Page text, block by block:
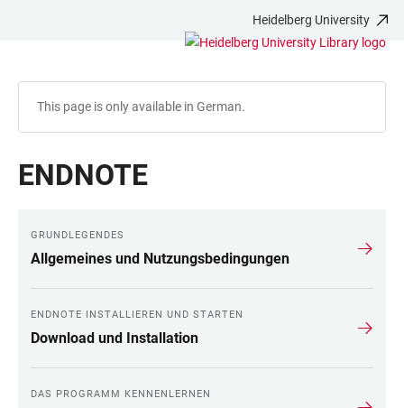
Heidelberg University
This page is only available in German.
ENDNOTE
LINKS
GRUNDLEGENDES
Allgemeines und Nutzungsbedingungen
ENDNOTE INSTALLIEREN UND STARTEN
Download und Installation
DAS PROGRAMM KENNENLERNEN